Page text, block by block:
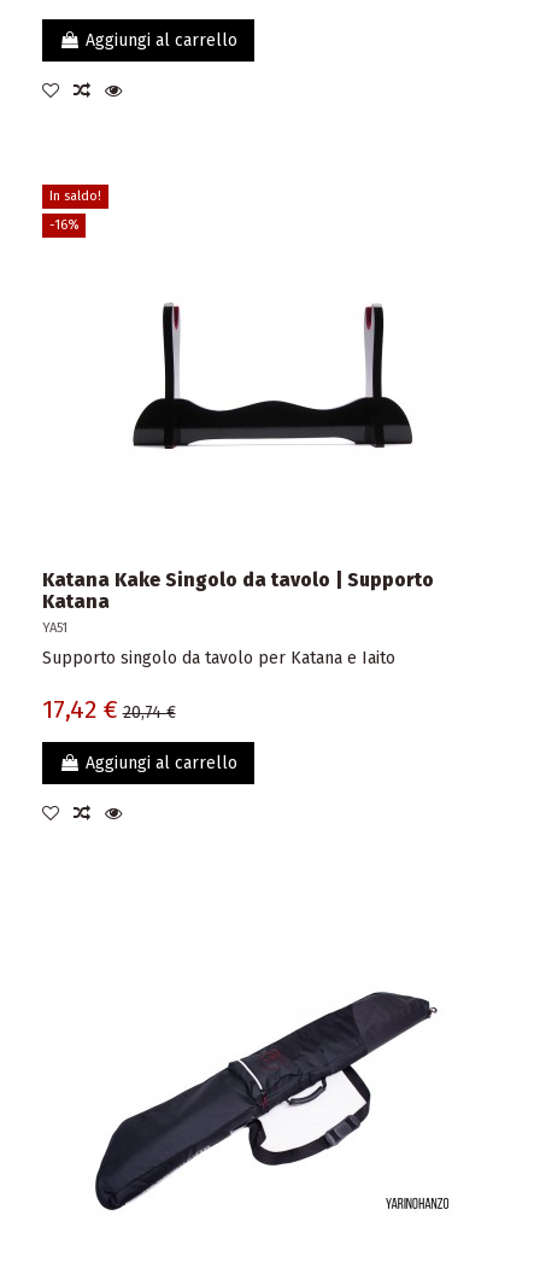
Aggiungi al carrello
In saldo!
-16%
Katana Kake Singolo da tavolo | Supporto
Katana
YA51
Supporto singolo da tavolo per Katana e Iaito
17,42 € 20,74 €
Aggiungi al carrello